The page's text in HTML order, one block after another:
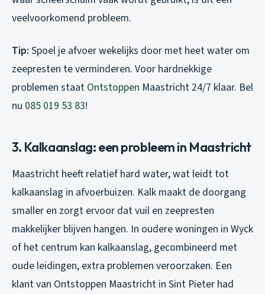
veelvoorkomend probleem.
Tip: Spoel je afvoer wekelijks door met heet water om
zeepresten te verminderen. Voor hardnekkige
problemen staat Ontstoppen Maastricht 24/7 klaar. Bel
nu 085 019 53 83!
3. Kalkaanslag: een probleem in Maastricht
Maastricht heeft relatief hard water, wat leidt tot
kalkaanslag in afvoerbuizen. Kalk maakt de doorgang
smaller en zorgt ervoor dat vuil en zeepresten
makkelijker blijven hangen. In oudere woningen in Wyck
of het centrum kan kalkaanslag, gecombineerd met
oude leidingen, extra problemen veroorzaken. Een
klant van Ontstoppen Maastricht in Sint Pieter had